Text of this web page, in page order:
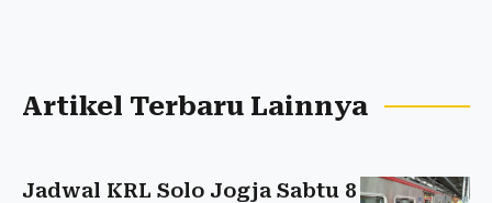
Artikel Terbaru Lainnya
Jadwal KRL Solo Jogja Sabtu 8